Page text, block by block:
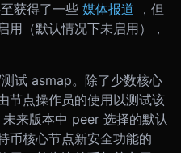
获得了一些 媒体报道
，但
用（默认情况下未启用），
试 asmap。除了少数核心
节点操作员的使用以测试该
来版本中 peer 选择的默认
币核心节点新安全功能的